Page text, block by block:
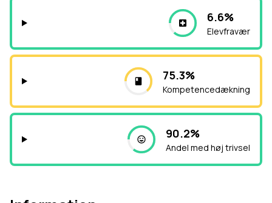
6.6%
Elevfravær
75.3%
Kompetencedækning
90.2%
Andel med høj trivsel